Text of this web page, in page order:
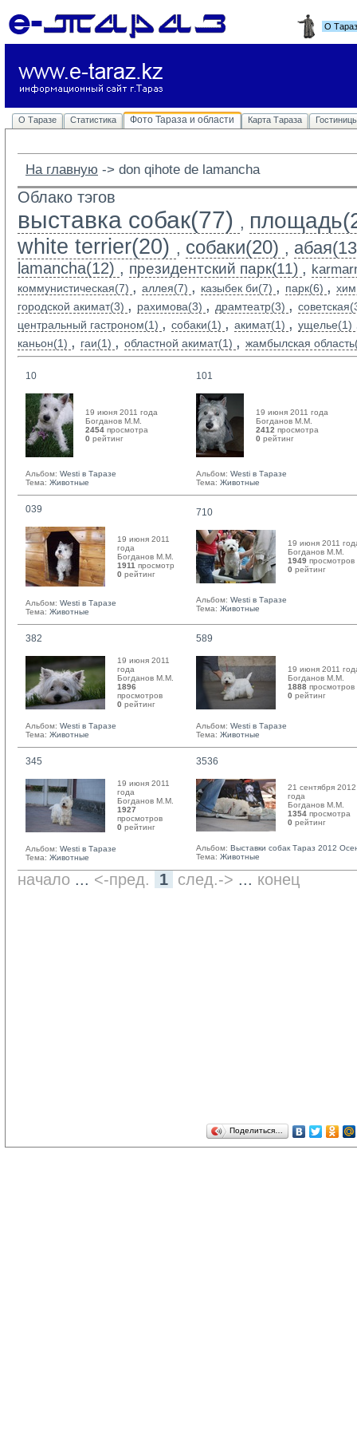
О
О Таразе Статистика Фото Тараза и области Карта Тараза
На главную -> don qihote de lamancha
Облако тэгов
выставка собак(77) ,
white terrier(20) , собаки(20) ,
lamancha(12) , президентский парк(11) ,
коммунистическая(7) , аллея(7) , казыбек би(7) , парк(6) ,
городской акимат(3) , рахимова(3) , драмтеатр(3) ,
центральный гастроном(1) , собаки(1) , акимат(1) , ущелье(1)
каньон(1) , гаи(1) , областной акимат(1) , жамбылская
10
19 июня 2011 года
Богданов М.М.
2454 просмотра
0 рейтинг
Альбом: Westi в Таразе
Тема: Животные
101
19 июня 2011 года
Богданов М.М.
2412 просмотра
0 рейтинг
Альбом: Westi в Таразе
Тема: Животные
039
19 июня 2011
года
Богданов М.М.
1911 просмотр
0 рейтинг
Альбом: Westi в Таразе
Тема: Животные
710
19 июня 2011
Богданов М.М.
1949 просмотров
0 рейтинг
Альбом: Westi в Таразе
Тема: Животные
382
19 июня 2011
года
Богданов М.М.
1896
просмотров
0 рейтинг
Альбом: Westi в Таразе
Тема: Животные
589
19 июня 2011
Богданов М.М.
1888 просмотров
0 рейтинг
Альбом: Westi в Таразе
Тема: Животные
345
19 июня 2011
года
Богданов М.М.
1927
просмотров
0 рейтинг
Альбом: Westi в Таразе
Тема: Животные
3536
21 сентября 2012
года
Богданов М.М.
1354 просмотра
0 рейтинг
Альбом: Выставки собак Тараз 2012
Тема: Животные
начало ... <-пред. 1 след.-> ... конец
Поделиться…